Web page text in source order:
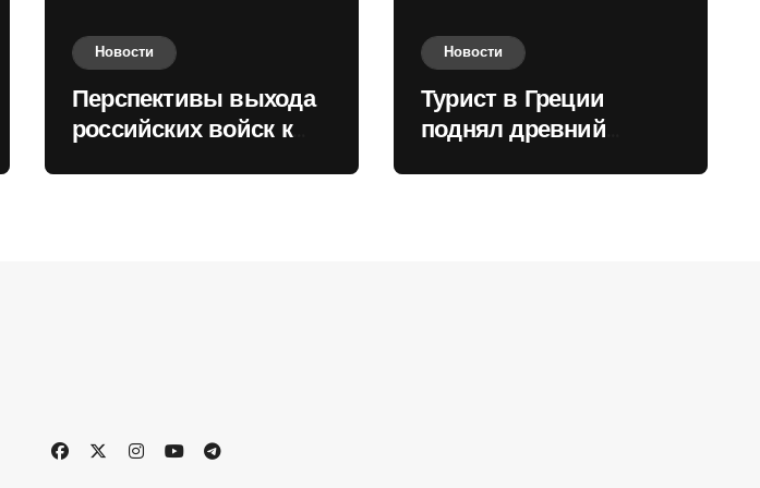
Новости
Перспективы выхода
российских войск к
Новости
Турист в Греции
поднял древний